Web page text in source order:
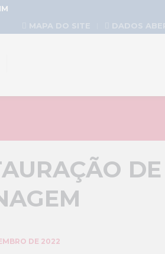
MAPA DO SITE
DADOS
DE 2022